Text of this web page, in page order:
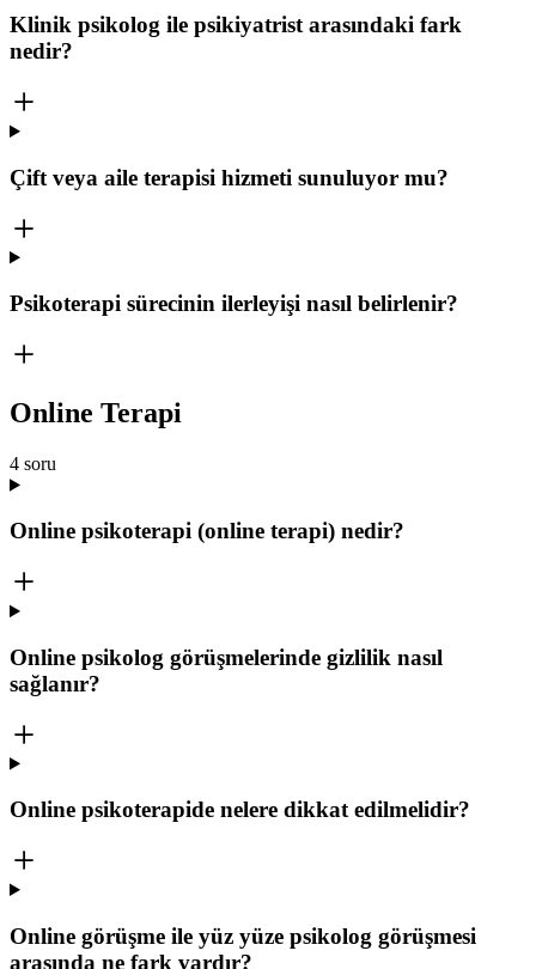
Klinik psikolog ile psikiyatrist arasındaki fark
nedir?
Çift veya aile terapisi hizmeti sunuluyor mu?
Psikoterapi sürecinin ilerleyişi nasıl belirlenir?
Online Terapi
4 soru
Online psikoterapi (online terapi) nedir?
Online psikolog görüşmelerinde gizlilik nasıl
sağlanır?
Online psikoterapide nelere dikkat edilmelidir?
Online görüşme ile yüz yüze psikolog görüşmesi
arasında ne fark vardır?